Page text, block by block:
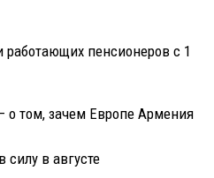
работающих пенсионеров с 1
том, зачем Европе Армения
в августе